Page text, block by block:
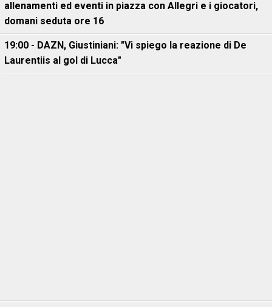
allenamenti ed eventi in piazza con Allegri e i giocatori,
domani seduta ore 16
19:00 - DAZN, Giustiniani: "Vi spiego la reazione di De
Laurentiis al gol di Lucca"